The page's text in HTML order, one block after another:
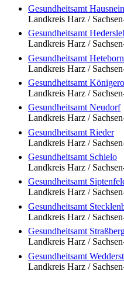
Gesundheitsamt
Landkreis Harz /
Gesundheitsamt
Landkreis Harz /
Gesundheitsamt Heteborn
Landkreis Harz /
Gesundheitsamt
Landkreis Harz /
Gesundheitsamt Neudorf
Landkreis Harz /
Gesundheitsamt Rieder
Landkreis Harz /
Gesundheitsamt Schielo
Landkreis Harz /
Gesundheitsamt
Landkreis Harz /
Gesundheitsamt
Landkreis Harz /
Gesundheitsamt
Landkreis Harz /
Gesundheitsamt
Landkreis Harz /